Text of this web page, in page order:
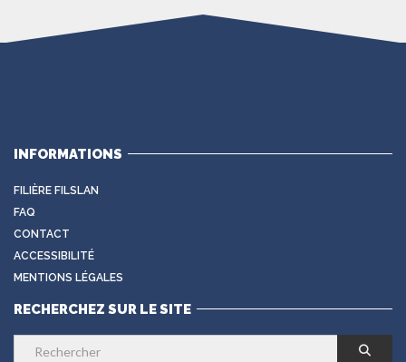
INFORMATIONS
FILIÈRE FILSLAN
FAQ
CONTACT
ACCESSIBILITÉ
MENTIONS LÉGALES
RECHERCHEZ SUR LE SITE